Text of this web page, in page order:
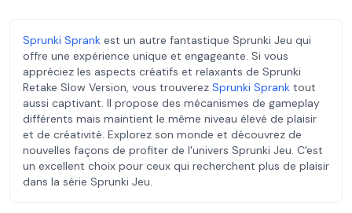
Sprunki Sprank est un autre fantastique Sprunki Jeu qui
offre une expérience unique et engageante. Si vous
appréciez les aspects créatifs et relaxants de Sprunki
Retake Slow Version, vous trouverez Sprunki Sprank tout
aussi captivant. Il propose des mécanismes de gameplay
différents mais maintient le même niveau élevé de plaisir
et de créativité. Explorez son monde et découvrez de
nouvelles façons de profiter de l'univers Sprunki Jeu. C'est
un excellent choix pour ceux qui recherchent plus de plaisir
dans la série Sprunki Jeu.